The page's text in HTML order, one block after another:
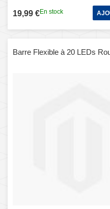
19,99 €En stock
Barre Flexible à 20 LEDs